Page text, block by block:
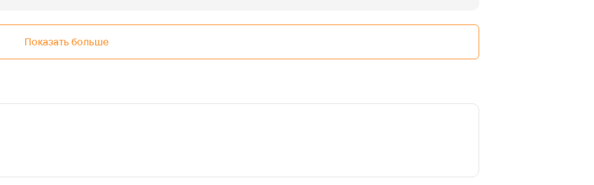
Показать больше